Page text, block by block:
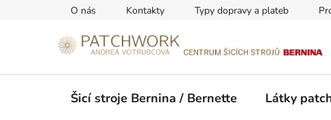
O nás Kontakty Typy dopravy a plateb
Šicí stroje Bernina / Bernette Látky